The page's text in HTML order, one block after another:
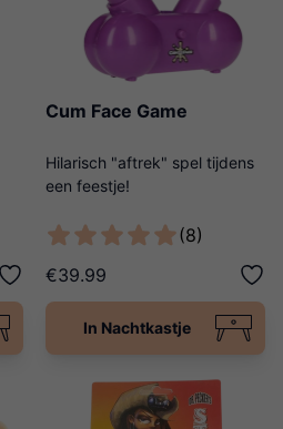
Cum Face Game
Hilarisch "aftrek" spel tijdens
een feestje!
(8)
€39.99
In Nachtkastje